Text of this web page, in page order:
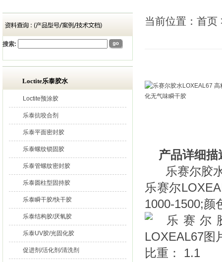
搜索:
Loctite乐泰胶水
Loctite预涂胶
乐泰抗咬合剂
乐泰平面密封胶
乐泰螺纹锁固胶
乐泰管螺纹密封胶
乐泰圆柱型固持胶
乐泰瞬干胶/快干胶
乐泰结构胶/厌氧胶
乐泰UV胶/光固化胶
促进剂/活化剂/清洗剂
当前位置： 首页
产品详细描
乐赛尔胶水
乐赛尔
1000-1500;颜
比重： 1.1